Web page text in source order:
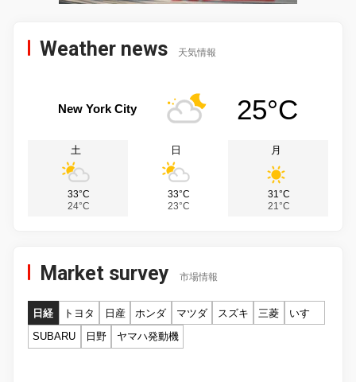
Weather news 天気情報
New York City 25°C
土
33°C
24°C
日
33°C
23°C
月
31°C
21°C
Market survey 市場情報
日経 トヨタ 日産 ホンダ マツダ スズキ 三菱
いすゞ
SUBARU
日野 ヤマハ発動機